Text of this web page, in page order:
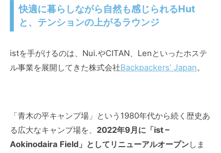
快適に暮らしながら自然も感じられるHut
と、テンションの上がるラウンジ
istを手がけるのは、Nui.やCITAN、Lenといったホステ
ル事業を展開してきた株式会社Backpackers’ Japan。
「青木の平キャンプ場」という1980年代から続く歴史あ
る広大なキャンプ場を、 2022年9月に「ist –
Aokinodaira Field」としてリニューアルオープンしま